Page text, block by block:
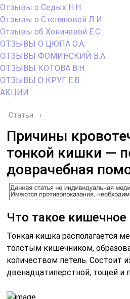
Отзывы о Седых Н.Н.
Отзывы о Степановой Л.И.
Отзывы об Хоничевой Е.С.
ОТЗЫВЫ О ЦЮПА О.А.
ОТЗЫВЫ ФОМИНСКИЙ В.А.
ОТЗЫВЫ КОТОВА В.Н.
ОТЗЫВЫ О КРУГ Е.В.
АКЦИИ
Статьи ›
Причины
тонкой кишки —
доврачебная
Что такое кишечное
Тонкая кишка располагается
толстым кишечником,
количеством петель. Состоит
двенадцатиперстной, тощей и